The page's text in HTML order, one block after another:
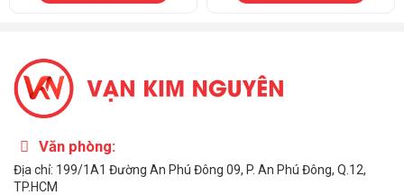
Văn phòng:
Địa chỉ: 199/1A1 Đường An Phú Đông 09, P. An Phú Đông, Q.12,
TP.HCM